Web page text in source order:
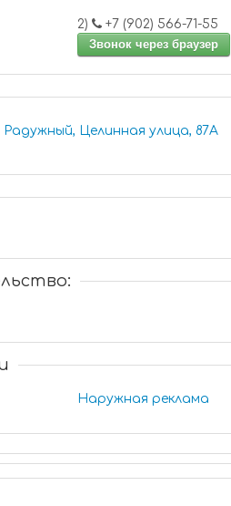
2)
+7 (902) 566-71-55
Звонок через браузер
Целинная улица, 87А
Наружная реклама